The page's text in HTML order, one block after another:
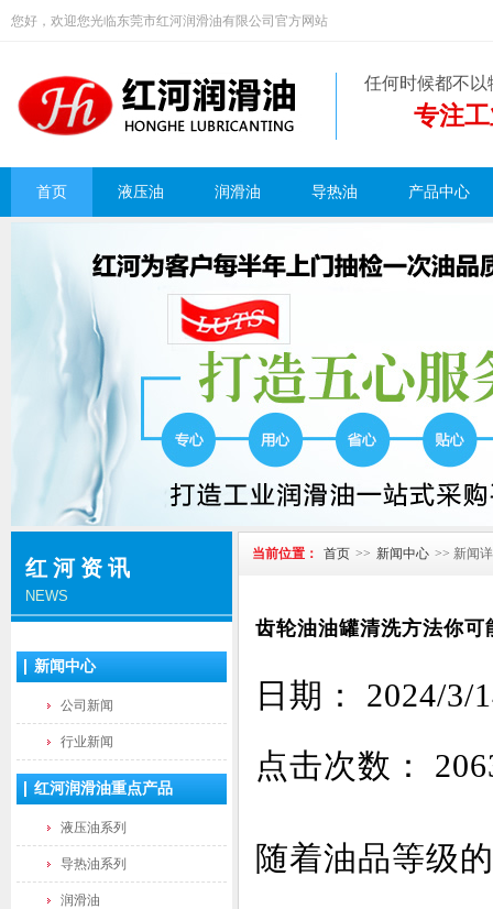
您好，欢迎您光临东莞市红河润滑油有限公司官方网站
任何时候都不
专注
首页 液压油 润滑油 导热油 产品中心
红河资讯
NEWS
新闻中心
公司新闻
行业新闻
红河润滑油重点产品
液压油系列
导热油系列
润滑油
当前位置： 首页 >> 新闻中心 >> 新闻
齿轮油油罐清洗方法你可
日期： 2024/
点击次数：
随着油品等级